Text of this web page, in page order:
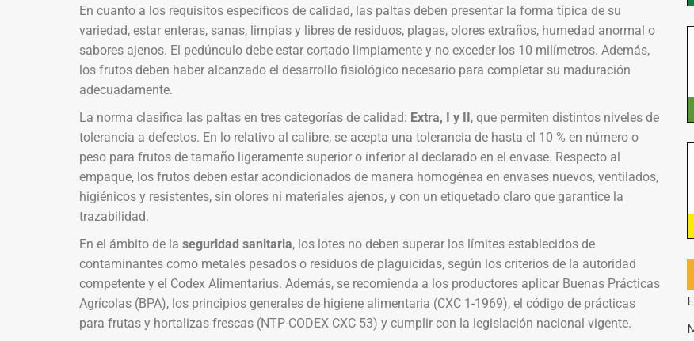
En cuanto a los requisitos específicos de calidad, las paltas deben presentar la forma típica de su
variedad, estar enteras, sanas, limpias y libres de residuos, plagas, olores extraños, humedad anormal o
sabores ajenos. El pedúnculo debe estar cortado limpiamente y no exceder los 10 milímetros. Además,
los frutos deben haber alcanzado el desarrollo fisiológico necesario para completar su maduración
adecuadamente.
La norma clasifica las paltas en tres categorías de calidad: Extra, I y II, que permiten distintos niveles de
tolerancia a defectos. En lo relativo al calibre, se acepta una tolerancia de hasta el 10 % en número o
peso para frutos de tamaño ligeramente superior o inferior al declarado en el envase. Respecto al
empaque, los frutos deben estar acondicionados de manera homogénea en envases nuevos, ventilados,
higiénicos y resistentes, sin olores ni materiales ajenos, y con un etiquetado claro que garantice la
trazabilidad.
En el ámbito de la seguridad sanitaria, los lotes no deben superar los límites establecidos de
contaminantes como metales pesados o residuos de plaguicidas, según los criterios de la autoridad
competente y el Codex Alimentarius. Además, se recomienda a los productores aplicar Buenas Prácticas
Agrícolas (BPA), los principios generales de higiene alimentaria (CXC 1-1969), el código de prácticas
para frutas y hortalizas frescas (NTP-CODEX CXC 53) y cumplir con la legislación nacional vigente.